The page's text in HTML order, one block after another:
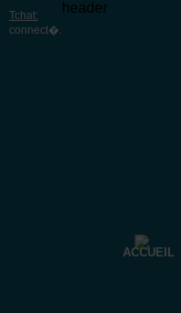
Tchat:
connect�.
header
ACCUEIL